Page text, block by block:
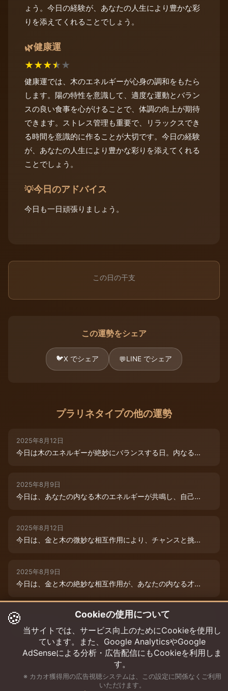
ょう。今日の経験が、あなたの人生により豊かな彩
りを添えてくれることでしょう。
🌿健康運
★★★★★
健康運では、木のエネルギーが心身の調和をもたら
します。陽の特性を意識して、適度な運動とバラン
スの良い食事を心がけることで、体調の向上が期待
できます。ストレス管理も重要で、リラックスでき
る時間を意識的に作ることが大切です。今日の経験
が、あなたの人生により豊かな彩りを添えてくれる
ことでしょう。
💡今日のアドバイス
今日も一日頑張りましょう。
この日の干支
この運勢をシェア
🐦X でシェア 💬LINE でシェア
プラリネタイプの他の運勢
2025年8月12日
今日は木のエネルギーが絶妙にバランスする日。内なる...
2025年8月9日
今日は、あなたの内なる木のエネルギーが共鳴し、自己...
2025年8月12日
今日は、金と木の微妙な相互作用により、チャンスと挑...
2025年8月9日
今日は、金と木の絶妙な相互作用が、あなたの内なる才...
2025年8月12日
木と木が出会う今日は、成長エネルギーが絶好調！まる...
🍪 Cookieの使用について
当サイトでは、サービス向上のためにCookieを使用し
ています。また、Google AnalyticsやGoogle
AdSenseによる分析・広告配信にもCookieを利用しま
す。
※ カカオ獲得用の広告視聴システムは、この設定に関係なくご利用
いただけます。